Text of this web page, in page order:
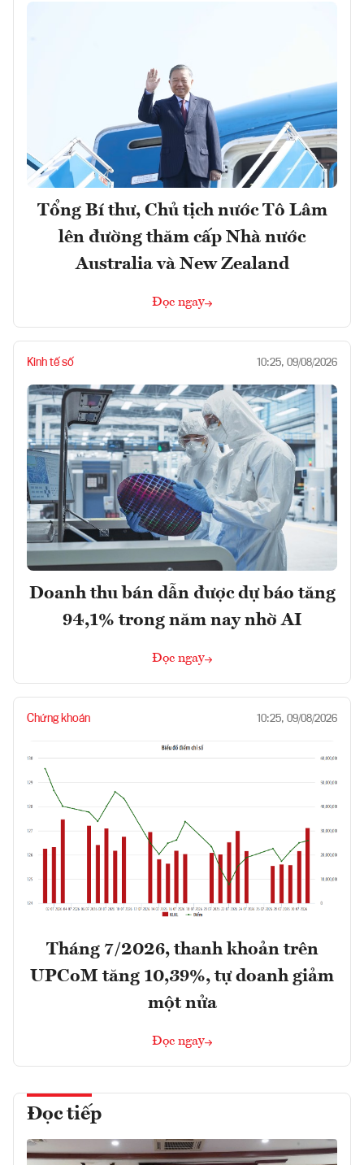
Tổng Bí thư, Chủ tịch nước Tô Lâm
lên đường thăm cấp Nhà nước
Australia và New Zealand
Đọc ngay
Kinh tế số 10:25, 09/08/2026
Doanh thu bán dẫn được dự báo tăng
94,1% trong năm nay nhờ AI
Đọc ngay
Chứng khoán 10:25, 09/08/2026
Tháng 7/2026, thanh khoản trên
UPCoM tăng 10,39%, tự doanh giảm
một nửa
Đọc ngay
Đọc tiếp